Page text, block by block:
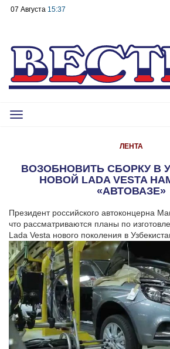
07 Августа 15:37
Toggle
ЛЕНТА
ВОЗОБНОВИТЬ СБОРКУ В
НОВОЙ LADA VESTA
«АВТОВАЗЕ»
Президент российского автоконцерна
что рассматриваются планы по
Lada Vesta нового поколения в